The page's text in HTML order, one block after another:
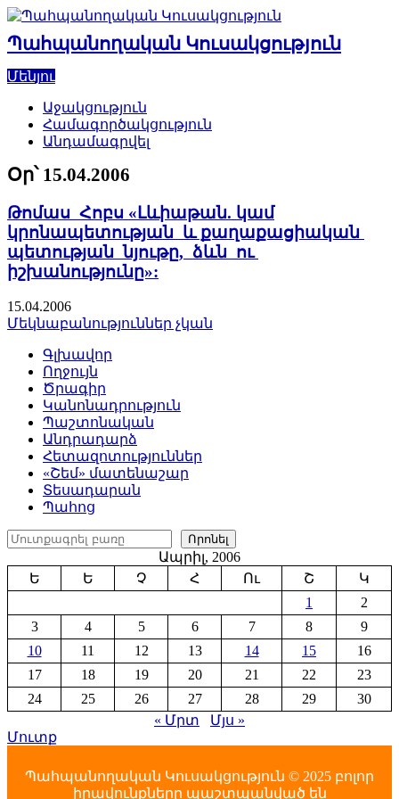
Skip
content
Պահպանողական Կուսակցություն
Մենյու
Աջակցություն
Համագործակցություն
Անդամագրվել
Օր՝ 15.04.2006
Թոմաս Հոբս «Լևիաթան. կամ
կրոնապետության և քաղաքացիական
պետության նյութը, ձևն ու
իշխանությունը»:
15.04.2006
Մեկնաբանություններ չկան
Գլխավոր
Ողջույն
Ծրագիր
Կանոնադրություն
Պաշտոնական
Անդրադարձ
Հետազոտություններ
«Շեմ» մատենաշար
Տեսադարան
Պահոց
Որոնել
Որոնել
Ապրիլ, 2006
Ե
Ե Չ Հ Ու Շ
Կ
1
2
3
4 5 6 7 8
9
10
11 12 13 14 15
16
17
18 19 20 21 22
23
24
25 26 27 28 29
30
« Մրտ
Մյս »
Մուտք
Պահպանողական Կուսակցություն © 2025 բոլոր
իրավունքները պաշտպանված են